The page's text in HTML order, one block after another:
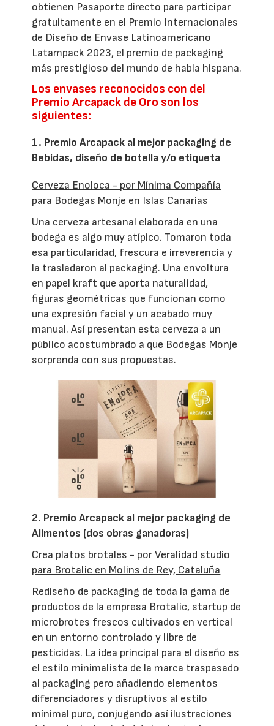
obtienen Pasaporte directo para participar
gratuitamente en el Premio Internacionales
de Diseño de Envase Latinoamericano
Latampack 2023, el premio de packaging
más prestigioso del mundo de habla hispana.
Los envases reconocidos con del
Premio Arcapack de Oro son los
siguientes:
1. Premio Arcapack al mejor packaging de
Bebidas, diseño de botella y/o etiqueta
Cerveza Enoloca - por Mínima Compañía
para Bodegas Monje en Islas Canarias
Una cerveza artesanal elaborada en una
bodega es algo muy atípico. Tomaron toda
esa particularidad, frescura e irreverencia y
la trasladaron al packaging. Una envoltura
en papel kraft que aporta naturalidad,
figuras geométricas que funcionan como
una expresión facial y un acabado muy
manual. Así presentan esta cerveza a un
público acostumbrado a que Bodegas Monje
sorprenda con sus propuestas.
2. Premio Arcapack al mejor packaging de
Alimentos (dos obras ganadoras)
Crea platos brotales - por Veralidad studio
para Brotalic en Molins de Rey, Cataluña
Rediseño de packaging de toda la gama de
productos de la empresa Brotalic, startup de
microbrotes frescos cultivados en vertical
en un entorno controlado y libre de
pesticidas. La idea principal para el diseño es
el estilo minimalista de la marca traspasado
al packaging pero añadiendo elementos
diferenciadores y disruptivos al estilo
mínimal puro, conjugando así ilustraciones